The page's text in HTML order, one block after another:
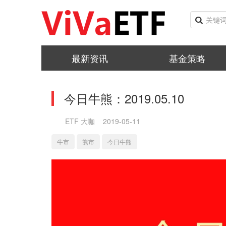
最新资讯 基金策略
今日牛熊：2019.05.10
ETF 大咖 2019-05-11
牛市 熊市 今日牛熊